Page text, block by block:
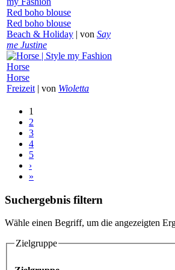
Red boho blouse
Red boho blouse
Beach & Holiday | von Say
me Justine
Horse
Horse
Freizeit | von Wioletta
1
2
3
4
5
›
»
Suchergebnis filtern
Wähle einen Begriff, um die angezeigten
Zielgruppe